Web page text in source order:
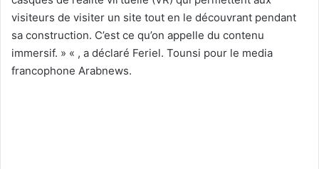
visiteurs de visiter un site tout en le découvrant pendant
sa construction. C’est ce qu’on appelle du contenu
immersif. » « , a déclaré Feriel. Tounsi pour le media
francophone Arabnews.